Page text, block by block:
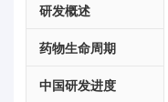
研发概述
药物生命周期
中国研发进度